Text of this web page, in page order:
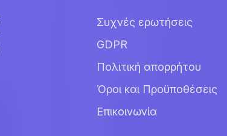
Συχνές ερωτήσεις
GDPR
Πολιτική απορρήτου
Όροι και Προϋποθέσεις
Επικοινωνία